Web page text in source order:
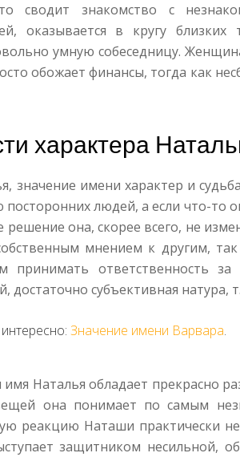
сводит знакомство с
оказывается в кругу
умную собеседницу.
обожает финансы, тогда как
характера
значение имени характер и
посторонних людей, а если что-то
решение она, скорее всего, не
мнением к другим,
принимать ответственность
достаточно субъективная натура,
Значение имени Варвара.
Наталья обладает прекрасно
она понимает по самым
реакцию Наташи практически
защитником несильной,